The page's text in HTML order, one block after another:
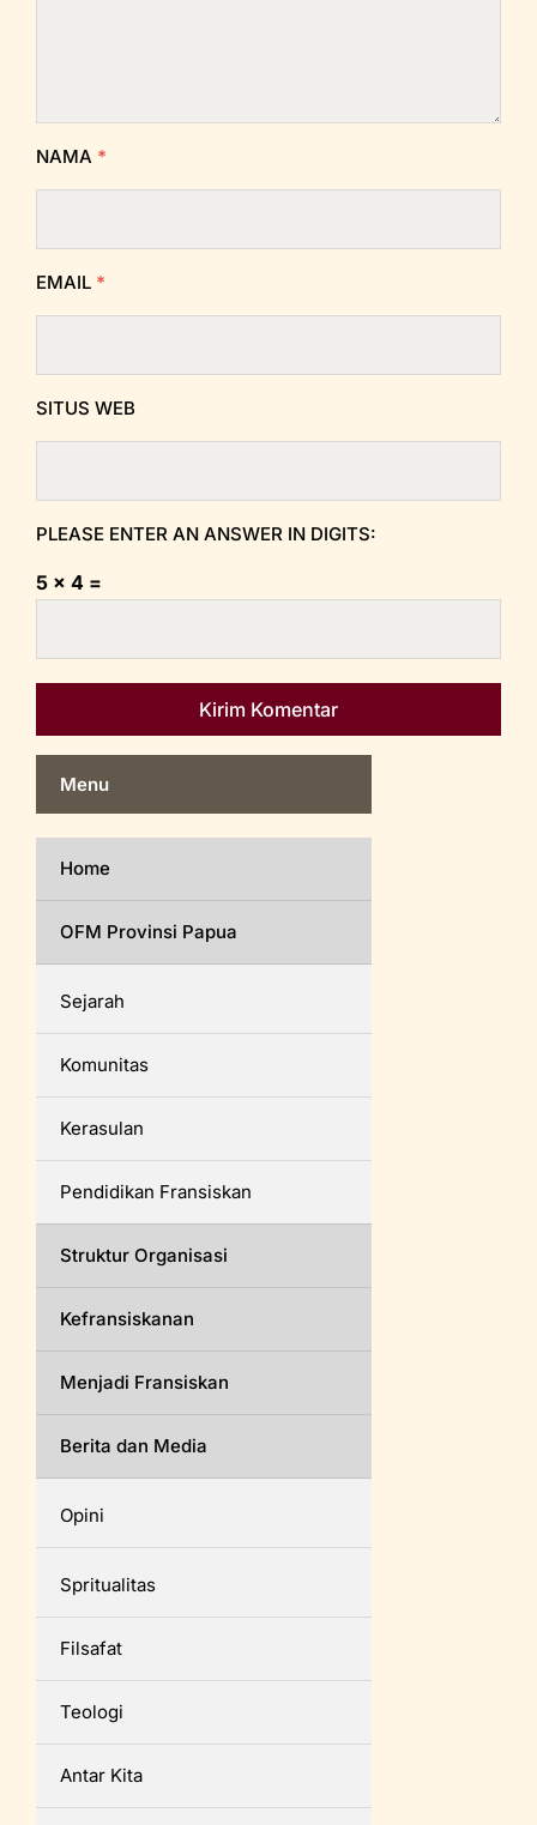
NAMA *
EMAIL *
SITUS WEB
PLEASE ENTER AN ANSWER IN DIGITS:
5 × 4 =
Menu
Home
OFM Provinsi Papua
Sejarah
Komunitas
Kerasulan
Pendidikan Fransiskan
Struktur Organisasi
Kefransiskanan
Menjadi Fransiskan
Berita dan Media
Opini
Spritualitas
Filsafat
Teologi
Antar Kita